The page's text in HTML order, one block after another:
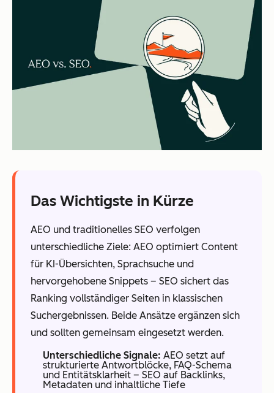
Das Wichtigste in Kürze
AEO und traditionelles SEO verfolgen
unterschiedliche Ziele: AEO optimiert Content
für KI-Übersichten, Sprachsuche und
hervorgehobene Snippets – SEO sichert das
Ranking vollständiger Seiten in klassischen
Suchergebnissen. Beide Ansätze ergänzen sich
und sollten gemeinsam eingesetzt werden.
Unterschiedliche Signale: AEO setzt auf
strukturierte Antwortblöcke, FAQ-Schema
und Entitätsklarheit – SEO auf Backlinks,
Metadaten und inhaltliche Tiefe